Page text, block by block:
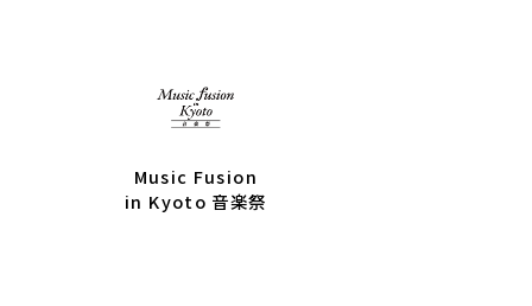
Music Fusion
in Kyoto 音楽祭